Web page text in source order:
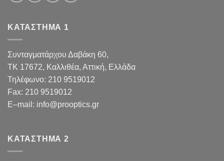
ΚΑΤΑΣΤΗΜΑ 1
Συνταγματάρχου Δαβάκη 60,
TK 17672, Καλλιθέα, Αττική, Ελλάδα
Τηλέφωνο: 210 9519012
Fax: 210 9519012
E–mail : info@prooptics.gr
ΚΑΤΑΣΤΗΜΑ 2